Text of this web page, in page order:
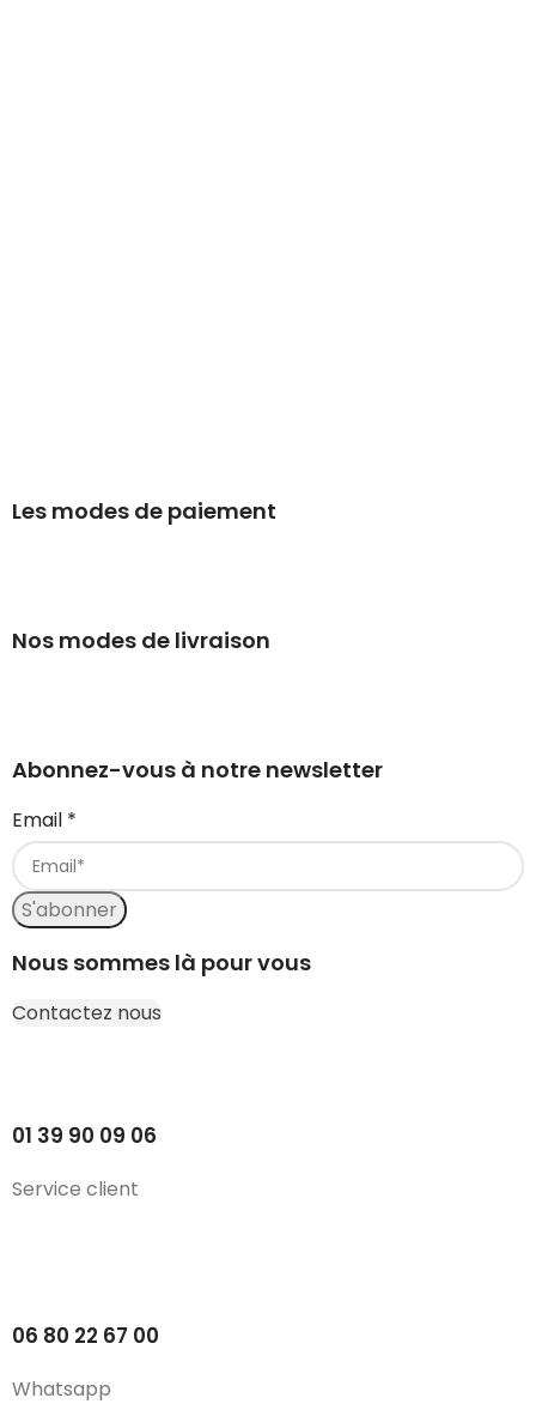
Les modes de paiement
Nos modes de livraison
Abonnez-vous à notre newsletter
Email *
S'abonner
Nous sommes là pour vous
Contactez nous
01 39 90 09 06
Service client
06 80 22 67 00
Whatsapp